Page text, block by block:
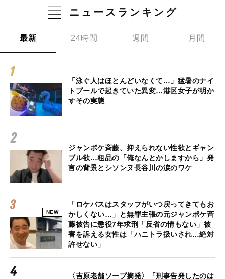
ニュースランキング
最新 24時間 週間 月間
「泳ぐ人はほとんどいなくて…」猛暑のナイ
トプールで起きていた異変…港区女子が明か
すその実態
ジャンポケ斉藤、抑えられない性欲とギャン
ブル欲…粗品の「俺なんとかしますから」発
言の背景とシソンヌ長谷川の涙のワケ
NEW
「ロケバスはスタッフがいつ戻ってきてもお
かしくない…」と無罪主張の元ジャンポケ斉
藤被告に懲役7年求刑「反省の情もない」被
害を訴える女性は「ハニトラ扱いされ…絶対
許せない」
〈吉原老舗ソープ摘発〉「刑事告発したのは